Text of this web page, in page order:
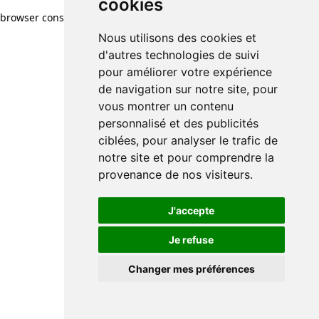
cookies
Nous utilisons des cookies et
d'autres technologies de suivi
pour améliorer votre expérience
de navigation sur notre site, pour
vous montrer un contenu
personnalisé et des publicités
ciblées, pour analyser le trafic de
notre site et pour comprendre la
provenance de nos visiteurs.
J'accepte
Je refuse
Changer mes préférences
browser console for more information)